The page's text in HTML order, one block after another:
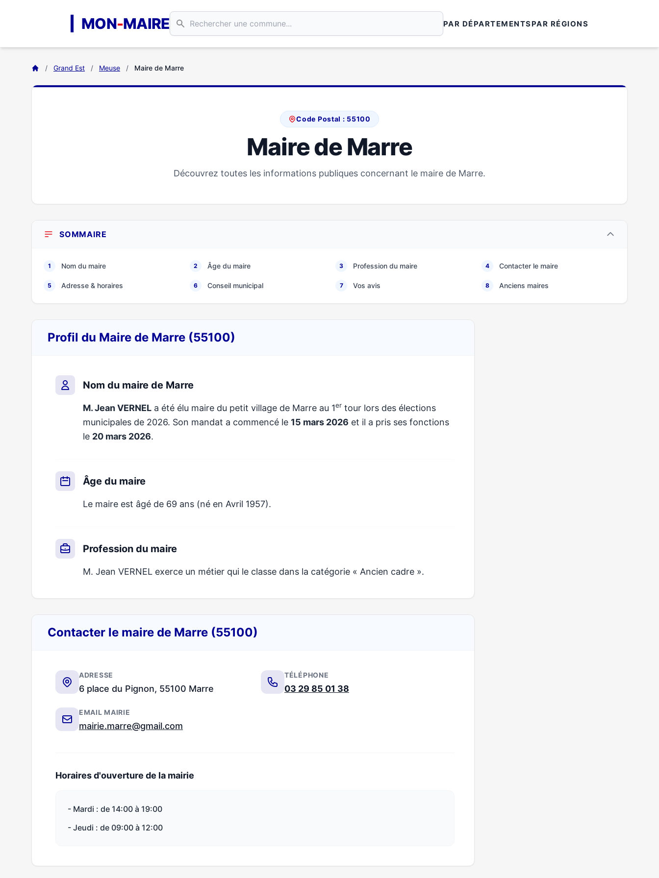
MON-MAIRE PAR DÉPARTEMENTSPAR RÉGIONS
/ Grand Est / Meuse / Maire de Marre
Code Postal : 55100
Maire de Marre
Découvrez toutes les informations publiques concernant le maire de Marre.
SOMMAIRE
1 Nom du maire 2 Âge du maire 3 Profession du maire 4 Contacter le maire
5 Adresse & horaires 6 Conseil municipal 7 Vos avis 8 Anciens maires
Profil du Maire de Marre (55100)
Nom du maire de Marre
M. Jean VERNEL a été élu maire du petit village de Marre au 1er tour lors des élections
municipales de 2026. Son mandat a commencé le 15 mars 2026 et il a pris ses fonctions
le 20 mars 2026.
Âge du maire
Le maire est âgé de 69 ans (né en Avril 1957).
Profession du maire
M. Jean VERNEL exerce un métier qui le classe dans la catégorie « Ancien cadre ».
Contacter le maire de Marre (55100)
ADRESSE
6 place du Pignon, 55100 Marre
TÉLÉPHONE
03 29 85 01 38
EMAIL MAIRIE
mairie.marre@gmail.com
Horaires d'ouverture de la mairie
- Mardi : de 14:00 à 19:00
- Jeudi : de 09:00 à 12:00